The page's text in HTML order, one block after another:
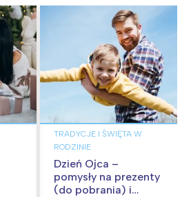
TRADYCJE I ŚWIĘTA W
RODZINIE
Dzień Ojca –
pomysły na prezenty
(do pobrania) i